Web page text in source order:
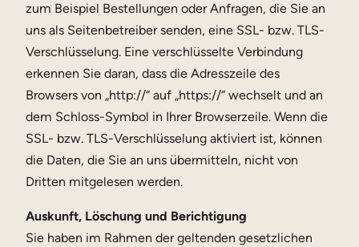
zum Beispiel Bestellungen oder Anfragen, die Sie an
uns als Seitenbetreiber senden, eine SSL- bzw. TLS-
Verschlüsselung. Eine verschlüsselte Verbindung
erkennen Sie daran, dass die Adresszeile des
Browsers von „http://“ auf „https://“ wechselt und an
dem Schloss-Symbol in Ihrer Browserzeile. Wenn die
SSL- bzw. TLS-Verschlüsselung aktiviert ist, können
die Daten, die Sie an uns übermitteln, nicht von
Dritten mitgelesen werden.
Auskunft, Löschung und Berichtigung
Sie haben im Rahmen der geltenden gesetzlichen